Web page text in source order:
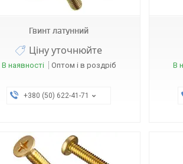
Гвинт латунний
Ціну уточнюйте
В наявності Оптом і в роздріб
+380 (50) 622-41-71
В